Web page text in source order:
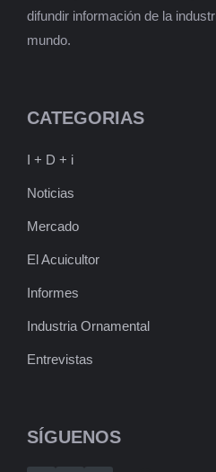
difundir información de la
mundo.
CATEGORIAS
I + D + i
Noticias
Mercado
El Acuicultor
Informes
Industria Ornamental
Entrevistas
SÍGUENOS